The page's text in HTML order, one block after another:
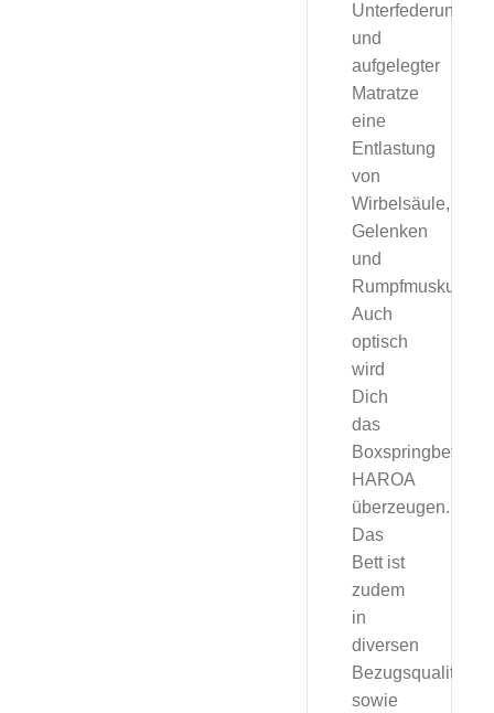
Unterfederung
und
aufgelegter
Matratze
eine
Entlastung
von
Wirbelsäule,
Gelenken
und
Rumpfmuskulatur.
Auch
optisch
wird
Dich
das
Boxspringbett
HAROA
überzeugen.
Das
Bett ist
zudem
in
diversen
Bezugsqualitäten,
sowie